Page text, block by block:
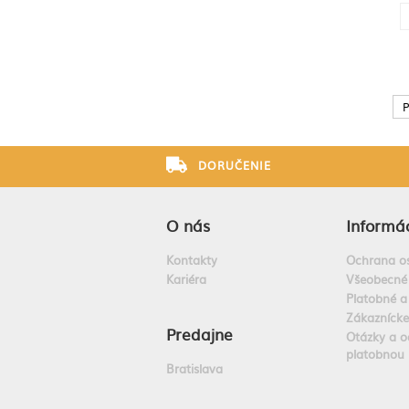
DORUČENIE
O nás
Kontakty
Kariéra
Predajne
Bratislava
Ochrana
Platobné
Otázky a
platobnou